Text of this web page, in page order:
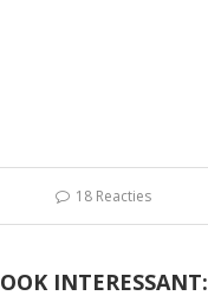
18 Reacties
OOK INTERESSANT: